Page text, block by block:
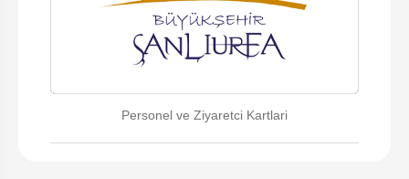
Personel ve Ziyaretci Kartlari